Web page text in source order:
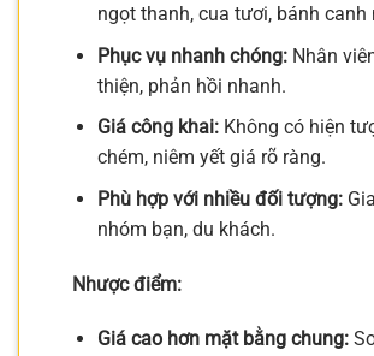
ngọt thanh, cua tươi, bánh canh
Phục vụ nhanh chóng:Nhân
thiện, phản hồi nhanh.
Giá công khai:Không có hiện
chém, niêm yết giá rõ ràng.
Phù hợp với nhiều đối tượng:
nhóm bạn, du khách.
Nhược điểm:
Giá cao hơn mặt bằng chung: